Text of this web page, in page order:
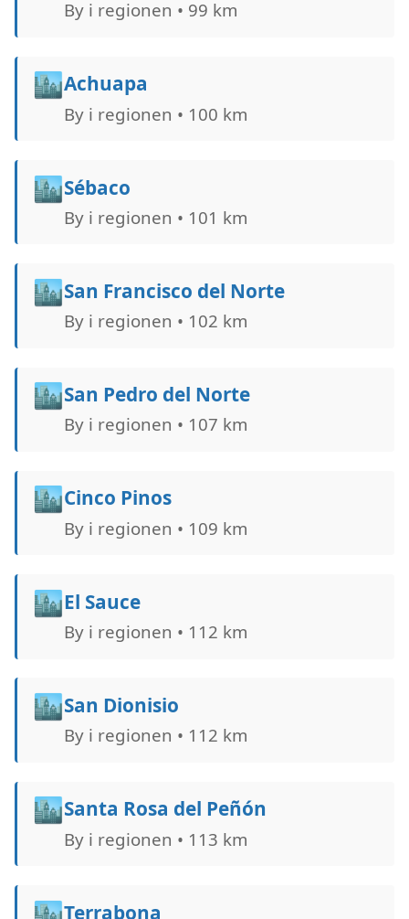
By i regionen • 99 km
🏙️Achuapa
By i regionen • 100 km
🏙️Sébaco
By i regionen • 101 km
🏙️San Francisco del Norte
By i regionen • 102 km
🏙️San Pedro del Norte
By i regionen • 107 km
🏙️Cinco Pinos
By i regionen • 109 km
🏙️El Sauce
By i regionen • 112 km
🏙️San Dionisio
By i regionen • 112 km
🏙️Santa Rosa del Peñón
By i regionen • 113 km
Terrabona